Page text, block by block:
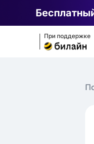
При поддержке